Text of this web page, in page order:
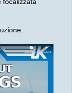
focalizzata